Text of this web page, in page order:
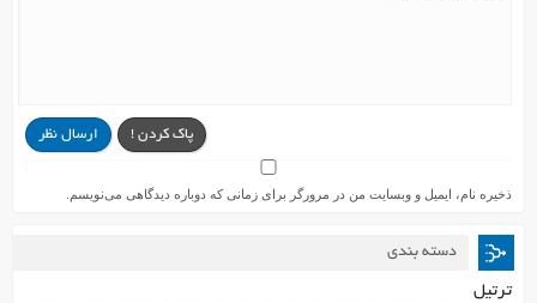
ارسال نظر پاک کردن !
ذخیره نام، ایمیل و وبسایت من در مرورگر برای زمانی که دوباره دیدگاهی می‌نویسم.
دسته بندی
ترتیل